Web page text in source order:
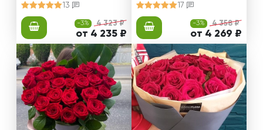
13
-3% 4 323 ₽
от 4 235 ₽
17
-3% 4 358 ₽
от 4 269 ₽